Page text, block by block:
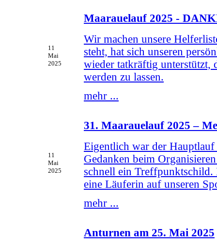
11
Mai
2025
Maarauelauf 2025 -
Wir machen unsere
steht, hat sich unseren
wieder tatkräftig unterstützt,
werden zu lassen.
mehr ...
11
Mai
2025
31. Maarauelauf 2025 –
Eigentlich war der
Gedanken beim
schnell ein
eine Läuferin auf unseren
mehr ...
Anturnen am 25. Mai 2025